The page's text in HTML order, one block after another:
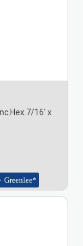
16' x
Greenlee*